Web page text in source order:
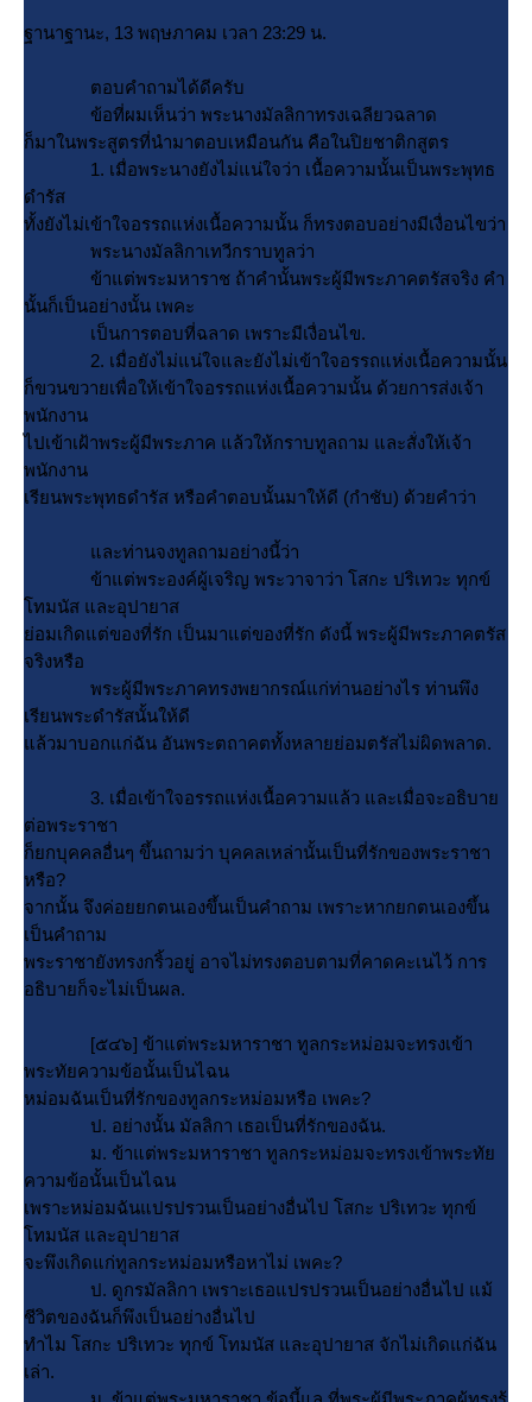
ฐานาฐานะ, 13 พฤษภาคม เวลา 23:29 น.
ตอบคำถามได้ดีครับ
ข้อที่ผมเห็นว่า พระนางมัลลิกาทรงเฉลียวฉลาด
ก็มาในพระสูตรที่นำมาตอบเหมือนกัน คือในปิยชาติกสูตร
1. เมื่อพระนางยังไม่แน่ใจว่า เนื้อความนั้นเป็นพระพุทธ
ดำรัส
ทั้งยังไม่เข้าใจอรรถแห่งเนื้อความนั้น ก็ทรงตอบอย่างมีเงื่อนไขว่า
พระนางมัลลิกาเทวีกราบทูลว่า
ข้าแต่พระมหาราช ถ้าคำนั้นพระผู้มีพระภาคตรัสจริง คำ
นั้นก็เป็นอย่างนั้น เพคะ
เป็นการตอบที่ฉลาด เพราะมีเงื่อนไข.
2. เมื่อยังไม่แน่ใจและยังไม่เข้าใจอรรถแห่งเนื้อความนั้น
ก็ขวนขวายเพื่อให้เข้าใจอรรถแห่งเนื้อความนั้น ด้วยการส่งเจ้า
พนักงาน
ไปเข้าเฝ้าพระผู้มีพระภาค แล้วให้กราบทูลถาม และสั่งให้เจ้า
พนักงาน
เรียนพระพุทธดำรัส หรือคำตอบนั้นมาให้ดี (กำชับ) ด้วยคำว่า
ละท่านจงทูลถามอย่างนี้ว่า
ข้าแต่พระองค์ผู้เจริญ พระวาจาว่า โสกะ ปริเทวะ ทุกข์
ทมนัส และอุปายาส
่อมเกิดแต่ของที่รัก เป็นมาแต่ของที่รัก ดังนี้ พระผู้มีพระภาคตรัส
จริงหรือ
พระผู้มีพระภาคทรงพยากรณ์แก่ท่านอย่างไร ท่านพึง
เรียนพระดำรัสนั้นให้ดี
ล้วมาบอกแก่ฉัน อันพระตถาคตทั้งหลายย่อมตรัสไม่ผิดพลาด.
3. เมื่อเข้าใจอรรถแห่งเนื้อความแล้ว และเมื่อจะอธิบา
ต่อพระราชา
ก็ยกบุคคลอื่นๆ ขึ้นถามว่า บุคคลเหล่านั้นเป็นที่รักของพระราชา
หรือ?
จากนั้น จึงค่อยยกตนเองขึ้นเป็นคำถาม เพราะหากยกตนเองขึ้น
เป็นคำถาม
พระราชายังทรงกริ้วอยู่ อาจไม่ทรงตอบตามที่คาดคะเนไว้ การ
อธิบายก็จะไม่เป็นผล.
[๕๔๖] ข้าแต่พระมหาราชา ทูลกระหม่อมจะทรงเข้า
พระทัยความข้อนั้นเป็นไฉน
หม่อมฉันเป็นที่รักของทูลกระหม่อมหรือ เพคะ?
ป. อย่างนั้น มัลลิกา เธอเป็นที่รักของฉัน.
ม. ข้าแต่พระมหาราชา ทูลกระหม่อมจะทรงเข้าพระทั
ความข้อนั้นเป็นไฉน
เพราะหม่อมฉันแปรปรวนเป็นอย่างอื่นไป โสกะ ปริเทวะ ทุกข์
ทมนัส และอุปายาส
จะพึงเกิดแก่ทูลกระหม่อมหรือหาไม่ เพคะ?
ป. ดูกรมัลลิกา เพราะเธอแปรปรวนเป็นอย่างอื่นไป แม้
ชีวิตของฉันก็พึงเป็นอย่างอื่นไป
ทำไม โสกะ ปริเทวะ ทุกข์ โทมนัส และอุปายาส จักไม่เกิดแก่ฉัน
เล่า.